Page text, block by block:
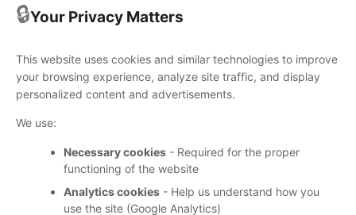
Reader DC זמינה להורדה. עדכון זה, המיועד למערכות ההפעלה
Windows ו- macOS מתמקד בתיקוני באגים (Bug Fixes) ומסווג
בשלב זה כ- Planed, על מנת להתקין את העדכון יש ללחוץ על Help
ידיעה זו זמינה גם בערוצי ה-Whatsapp וה-Telegram
Suppware
🔒Your Privacy Matters
This website uses cookies and similar technologies to improve
your browsing experience, analyze site traffic, and display
personalized content and advertisements.
We use:
Necessary cookies - Required for the proper
functioning of the website
Analytics cookies - Help us understand how you
use the site (Google Analytics)